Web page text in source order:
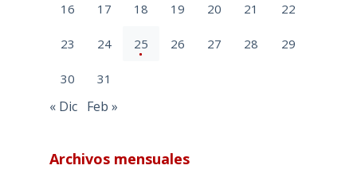
16 17 18 19 20 21 22
23 24 25 26 27 28 29
30 31
« Dic Feb »
Archivos mensuales